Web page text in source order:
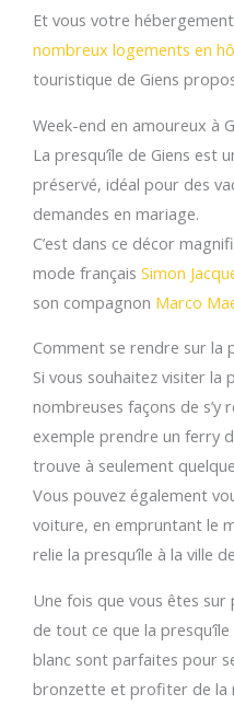
Et vous votre
nombreux logements en
touristique de Giens
Week-end en amoureux à
La presqu’île de Giens est
préservé, idéal pour des
demandes en mariage.
C’est dans ce décor
mode français Simon
son compagnon Marco
Comment se rendre sur la
Si vous souhaitez visiter la
nombreuses façons de s’y
exemple prendre un ferry
trouve à seulement
Vous pouvez également
voiture, en empruntant le
relie la presqu’île à la ville
Une fois que vous êtes
de tout ce que la
blanc sont parfaites pour
bronzette et profiter de la